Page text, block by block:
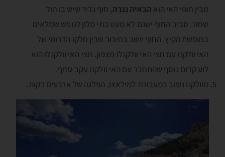
מבין חופי האי הוא הבּאיה נֶגְרָה, חוף נדיר שיש בו חול
שחור. סביב החוף ישנם לא מעט בתי מלון לנופש שמלאים
בחופשת הקיץ. החוף יושב בחיבור שבין חלקו הדרומי של
האי וולקנו עם חצי האי וולקנלו מצפון. חצי האי וולקנלו הוא
לוע קדום נוסף שהתחבר עם האי וולקנו עקב סחף.
מוולקנו נשוב במעבורת למילָאצו, הפלגה של ארבעים דקות.